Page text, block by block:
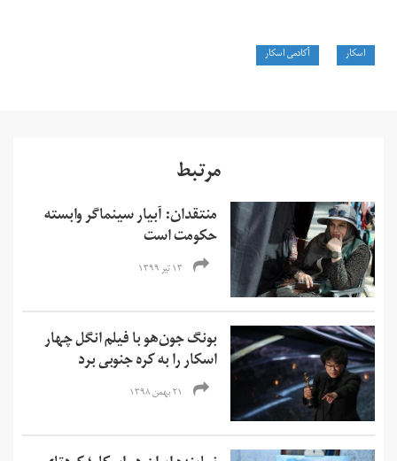
اسکار آکادمی اسکار
مرتبط
‌منتقدان: آبیار سینماگر وابسته
حکومت است
۱۳ تیر ۱۳۹۹
بونگ جون‌هو با فیلم انگل چهار
اسکار را به کره جنوبی برد
۲۱ بهمن ۱۳۹۸